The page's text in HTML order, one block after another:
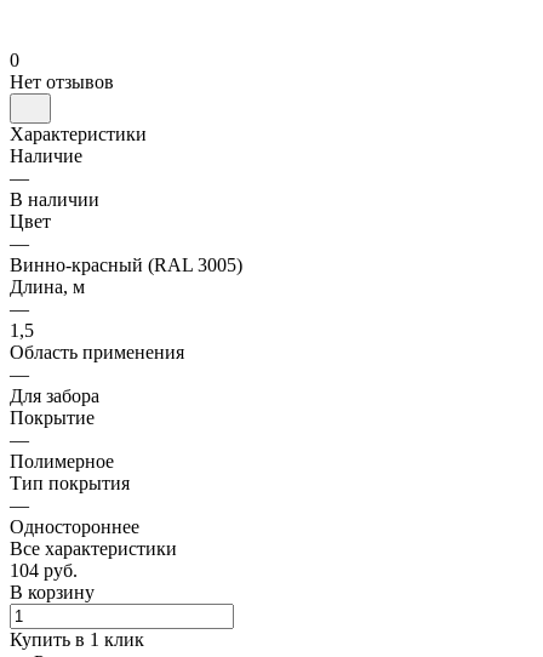
0
Нет отзывов
Характеристики
Наличие
—
В наличии
Цвет
—
Винно-красный (RAL 3005)
Длина, м
—
1,5
Область применения
—
Для забора
Покрытие
—
Полимерное
Тип покрытия
—
Одностороннее
Все характеристики
104 руб.
В корзину
Купить в 1 клик